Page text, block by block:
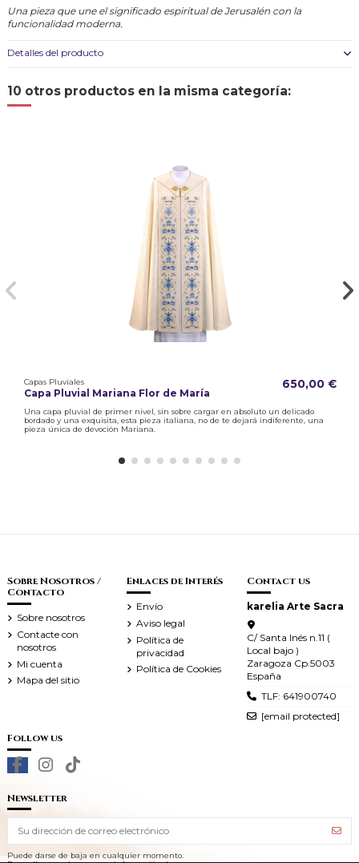
Una pieza que une el significado espiritual de Jerusalén con la
funcionalidad moderna.
Detalles del producto
10 otros productos en la misma categoría:
Capas Pluviales
Capa Pluvial Mariana Flor de María
650,00 €
Una capa pluvial de primer nivel, sin sobre cargar en absoluto un delicado
bordado y una exquisita, esta pieza italiana, no de te dejará indiferente, una
pieza única de devoción Mariana.
Sobre Nosotros /
Contacto
Sobre nosotros
Contacte con
nosotros
Mi cuenta
Mapa del sitio
Enlaces de Interés
Envío
Aviso legal
Política de
privacidad
Política de Cookies
Contact us
karelia Arte Sacra
C/ Santa Inés n.11 (
Local bajo )
Zaragoza Cp.5003
España
TLF: 641900740
[email protected]
Follow us
Newsletter
Puede darse de baja en cualquier momento.